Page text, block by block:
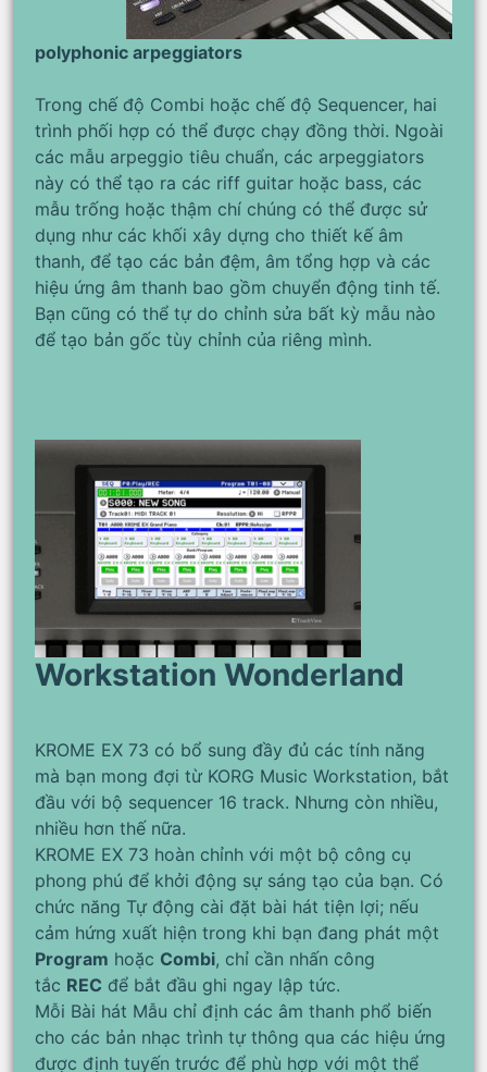
polyphonic arpeggiators
Trong chế độ Combi hoặc chế độ Sequencer, hai
trình phối hợp có thể được chạy đồng thời. Ngoài
các mẫu arpeggio tiêu chuẩn, các arpeggiators
này có thể tạo ra các riff guitar hoặc bass, các
mẫu trống hoặc thậm chí chúng có thể được sử
dụng như các khối xây dựng cho thiết kế âm
thanh, để tạo các bản đệm, âm tổng hợp và các
hiệu ứng âm thanh bao gồm chuyển động tinh tế.
Bạn cũng có thể tự do chỉnh sửa bất kỳ mẫu nào
để tạo bản gốc tùy chỉnh của riêng mình.
Workstation Wonderland
KROME EX 73 có bổ sung đầy đủ các tính năng
mà bạn mong đợi từ KORG Music Workstation, bắt
đầu với bộ sequencer 16 track. Nhưng còn nhiều,
nhiều hơn thế nữa.
KROME EX 73 hoàn chỉnh với một bộ công cụ
phong phú để khởi động sự sáng tạo của bạn. Có
chức năng Tự động cài đặt bài hát tiện lợi; nếu
cảm hứng xuất hiện trong khi bạn đang phát một
Program hoặc Combi, chỉ cần nhấn công
tắc REC để bắt đầu ghi ngay lập tức.
Mỗi Bài hát Mẫu chỉ định các âm thanh phổ biến
cho các bản nhạc trình tự thông qua các hiệu ứng
được định tuyến trước để phù hợp với một thể